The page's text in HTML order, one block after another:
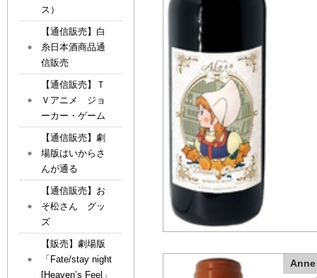
Anne
ス）
【通信販売】白
糸日本酒商品通
信販売
【通信販売】Ｔ
Ｖアニメ ジョ
ーカー・ゲーム
【通信販売】劇
場版はいからさ
んが通る
【通信販売】お
そ松さん グッ
ズ
【販売】劇場版
「Fate/stay night
[Heaven’s Feel」